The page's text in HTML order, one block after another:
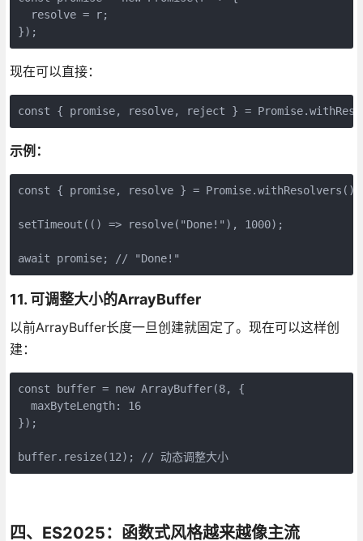
  resolve = r;
});
现在可以直接：
const { promise, resolve, reject } =
示例：
const { promise, resolve } = Promise.withResolvers();
setTimeout(() => resolve("Done!"), 1000);
await promise; // "Done!"
11. 可调整大小的ArrayBuffer
以前ArrayBuffer长度一旦创建就固定了。现在可以这样创
建：
const buffer = new ArrayBuffer(8, {
  maxByteLength: 16
});
buffer.resize(12); // 动态调整大小
四、ES2025：函数式风格越来越像主流